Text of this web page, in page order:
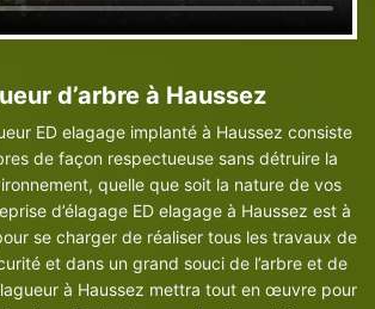
d’arbre à Haussez
ED elagage implanté à Haussez consiste
de façon respectueuse sans détruire la
quelle que soit la nature de vos
d’élagage ED elagage à Haussez est à
se charger de réaliser tous les travaux de
et dans un grand souci de l’arbre et de
à Haussez mettra tout en œuvre pour